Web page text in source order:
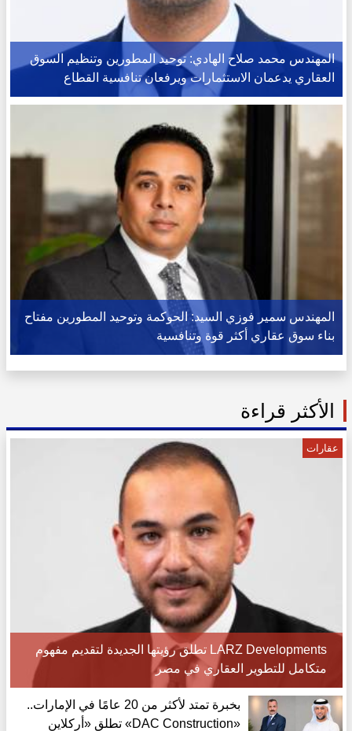
المهندس محمد صلاح الهادي: توحيد المطورين وتنظيم السوق
العقاري يدعمان الاستثمارات ويرفعان تنافسية القطاع
المهندس سمير فوزي السيد: الحوكمة وتوحيد المطورين مفتاح
بناء سوق عقاري أكثر قوة وتنافسية
الأكثر قراءة
عقارات
LARZ Developments تطلق رؤيتها الجديدة لتقديم مفهوم
متكامل للتطوير العقاري في مصر
بخبرة تمتد لأكثر من 20 عامًا في الإمارات..
«DAC Construction» تطلق «أركلاين